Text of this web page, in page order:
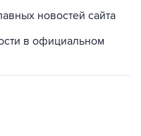
в официальном